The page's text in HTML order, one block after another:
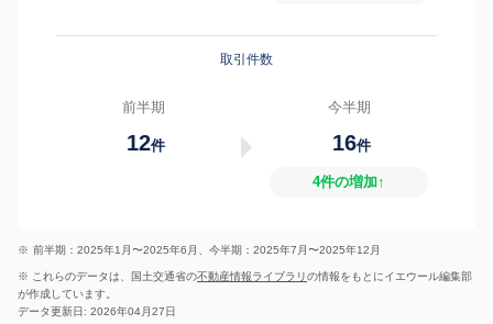
取引件数
前半期
12件
今半期
16件
4件の増加↑
※ 前半期：2025年1月〜2025年6月、今半期：2025年7月〜2025年12月
※ これらのデータは、国土交通省の不動産情報ライブラリの情報をもとにイエウール編集部
が作成しています。
データ更新日: 2026年04月27日